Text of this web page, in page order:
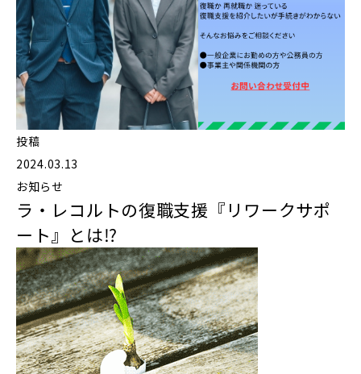
投稿
2024.03.13
お知らせ
ラ・レコルトの復職支援『リワークサポ
ート』とは⁉️